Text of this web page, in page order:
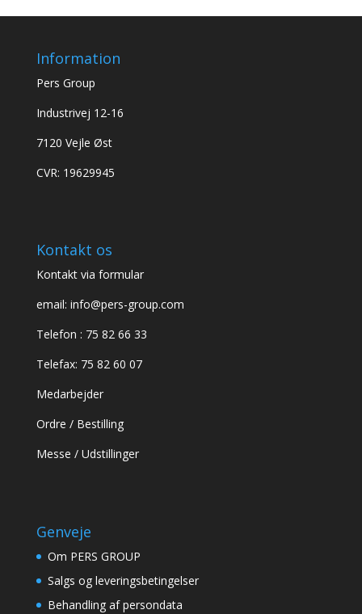
Information
Pers Group
Industrivej 12-16
7120 Vejle Øst
CVR: 19629945
Kontakt os
Kontakt via formular
email: info@pers-group.com
Telefon : 75 82 66 33
Telefax: 75 82 60 07
Medarbejder
Ordre / Bestilling
Messe / Udstillinger
Genveje
Om PERS GROUP
Salgs og leveringsbetingelser
Behandling af persondata